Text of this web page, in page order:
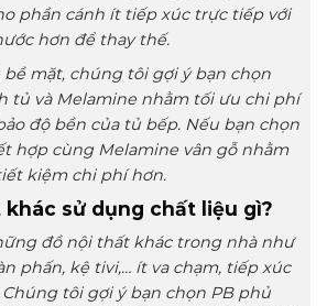
phần cánh ít tiếp xúc trực tiếp với
hơn để thay thế.
bề mặt, chúng tôi gợi ý bạn chọn
tủ và Melamine nhằm tối ưu chi phí
độ bền của tủ bếp. Nếu bạn chọn
hợp cùng Melamine vân gỗ nhằm
kiệm chi phí hơn.
sử dụng chất liệu gì?
đồ nội thất khác trong nhà như
phấn, kệ tivi,… ít va chạm, tiếp xúc
tôi gợi ý bạn chọn PB phủ